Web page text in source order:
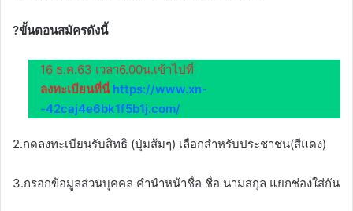
?ขั้นตอนสมัครดังนี้
16 ธ.ค.63 เวลา6.00น.เข้าไปที่
ลงทะเบียนที่นี่ https://www.xn-
-42caj4e6bk1f5b1j.com/
2.กดลงทะเบียนรับสิทธิ (ปุ่มส้มๆ) เลือกสำหรับประชาชน(สีแดง)
3.กรอกข้อมูลส่วนบุคคล คำนำหน้าชื่อ ชื่อ นามสกุล แยกช่องใส่กัน